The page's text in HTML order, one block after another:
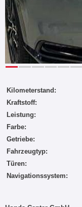
Kilometerstand:
Kraftstoff:
Leistung:
Farbe:
Getriebe:
Fahrzeugtyp:
Türen:
Navigationssystem: